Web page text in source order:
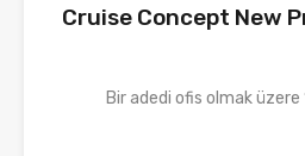
Cruise Concept New
Bir adedi ofis olmak